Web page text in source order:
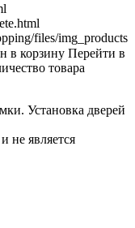
files/img_products
в корзину Перейти в
товара
Установка дверей
не является